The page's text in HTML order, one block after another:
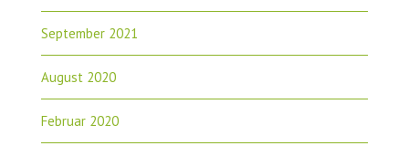
September 2021
August 2020
Februar 2020